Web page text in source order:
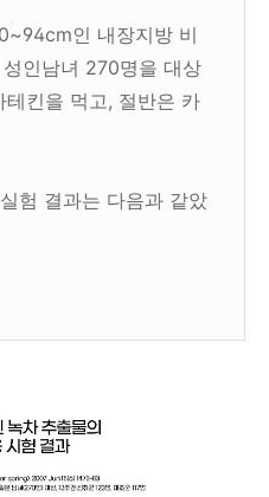
인 내장지방 비
인남녀 270명을 대상
킨을 먹고, 절반은 카
험 결과는 다음과 같았